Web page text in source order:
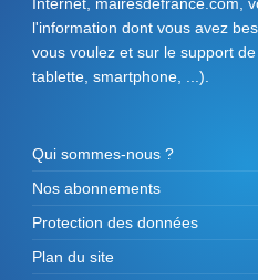
l'information dont vous avez
vous voulez et sur le support
tablette, smartphone, ...).
Qui sommes-nous ?
Nos abonnements
Protection des données
Plan du site